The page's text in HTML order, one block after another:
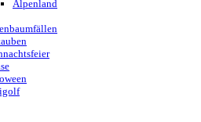
Alpenland